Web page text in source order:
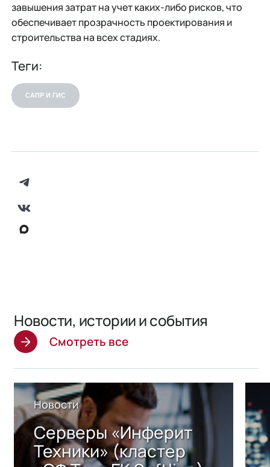
завышения затрат на учет каких-либо рисков, что
обеспечивает прозрачность проектирования и
строительства на всех стадиях.
Теги:
САПР И ГИС
Новости, истории и события
Смотреть все
Новости
Серверы «Инферит
Техники» (кластер